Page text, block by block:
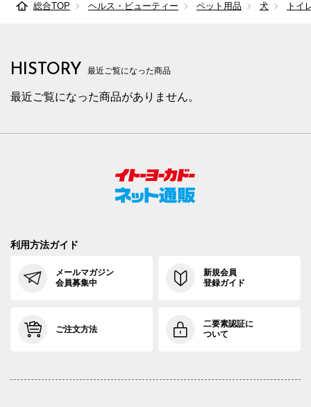
総合TOP ヘルス・ビューティー ペット用品 犬 トイ
HISTORY 最近ご覧になった商品
最近ご覧になった商品がありません。
利用方法ガイド
メールマガジン
会員募集中
新規会員
登録ガイド
ご注文方法
二要素認証に
ついて